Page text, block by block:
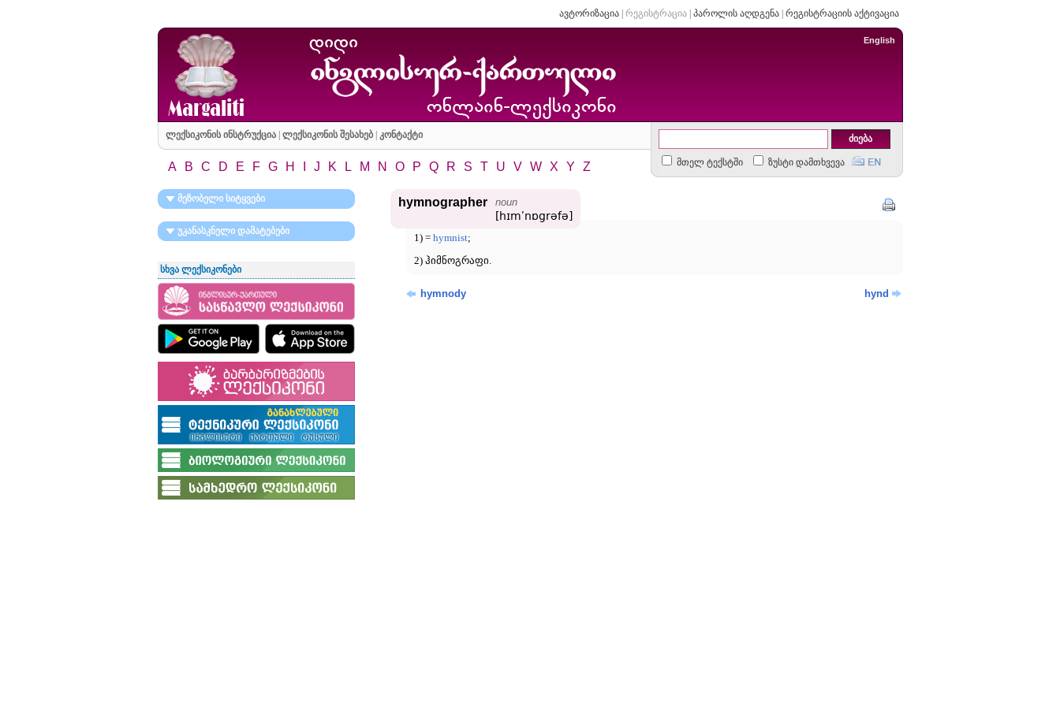
ავტორიზაცია| რეგისტრაცია| პაროლის აღდგენა| რეგისტრაციის აქტივაცია
English
ლექსიკონის ინსტრუქცია| ლექსიკონის შესახებ| კონტაქტი
მთელ ტექსტში ზუსტი დამთხვევა
A B C D E F G H J K L M N O P Q R S T U V W X Y Z
მეზობელი სიტყვები
უკანასკნელი დამატებები
სხვა ლექსიკონები
hymnographer noun
[hɪmʹnɒgrəfə]
1) = hymnist;
2) ჰიმნოგრაფი.
hymnody hynd